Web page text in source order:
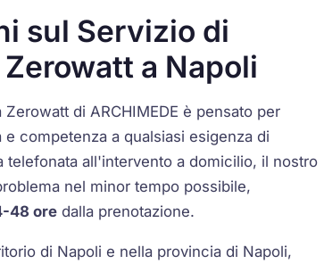
sul Servizio di
a Napoli
di ARCHIMEDE è pensato per
competenza a qualsiasi esigenza di
telefonata all'intervento a domicilio, il nostro
nel minor tempo possibile,
48 ore dalla prenotazione.
di Napoli e nella provincia di Napoli,